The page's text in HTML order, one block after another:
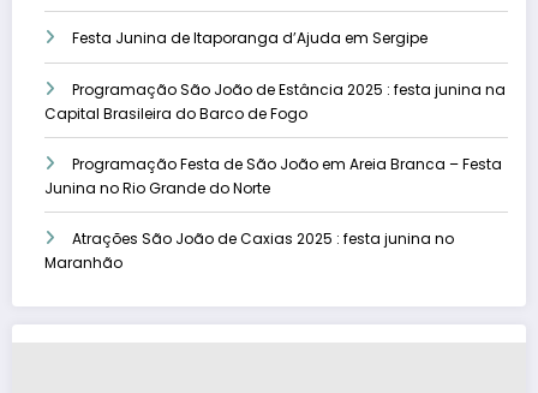
Festa Junina de Itaporanga d’Ajuda em Sergipe
Programação São João de Estância 2025 : festa junina na
Capital Brasileira do Barco de Fogo
Programação Festa de São João em Areia Branca – Festa
Junina no Rio Grande do Norte
Atrações São João de Caxias 2025 : festa junina no
Maranhão